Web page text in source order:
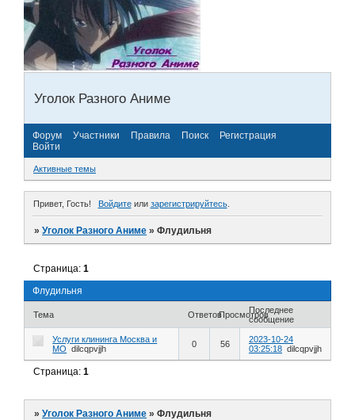
Уголок Разного Аниме
Форум Участники Правила Поиск
Регистрация
Войти
Активные темы
Привет, Гость! Войдитеили зарегистрируйтесь.
»Уголок Разного Аниме »Флудильня
Флудильня
Страница:1
Тема ОтветовПросмотровПоследнее
сообщение
Услуги клининга Москва и
МО
dilcqpvjjh 0 56
2023-10-24
03:25:18 dilcqpvjjh
Страница:1
»Уголок Разного Аниме »Флудильня